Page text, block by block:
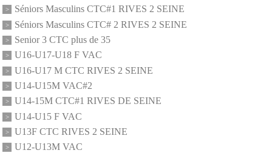
Séniors Masculins CTC#1 RIVES 2 SEINE
Séniors Masculins CTC# 2 RIVES 2 SEINE
Senior 3 CTC plus de 35
U16-U17-U18 F VAC
U16-U17 M CTC RIVES 2 SEINE
U14-U15M VAC#2
U14-15M CTC#1 RIVES DE SEINE
U14-U15 F VAC
U13F CTC RIVES 2 SEINE
U12-U13M VAC